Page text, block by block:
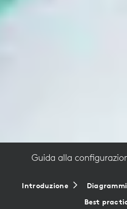
Guida alla
Introduzione
Best